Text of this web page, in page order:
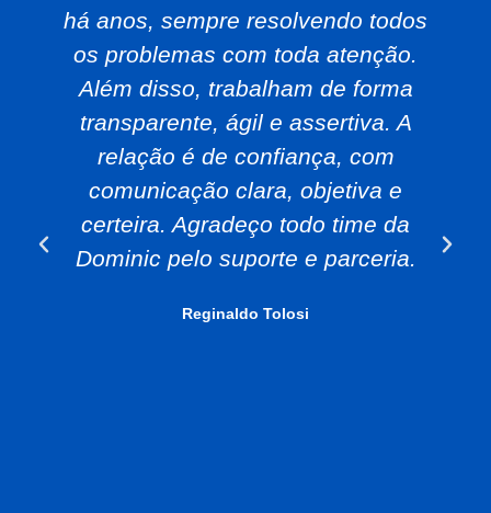
há anos, sempre resolvendo todos
os problemas com toda atenção.
Além disso, trabalham de forma
transparente, ágil e assertiva. A
relação é de confiança, com
comunicação clara, objetiva e
certeira. Agradeço todo time da
Dominic pelo suporte e parceria.
Reginaldo Tolosi